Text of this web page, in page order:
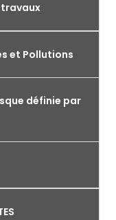
travaux
et Pollutions
définie par